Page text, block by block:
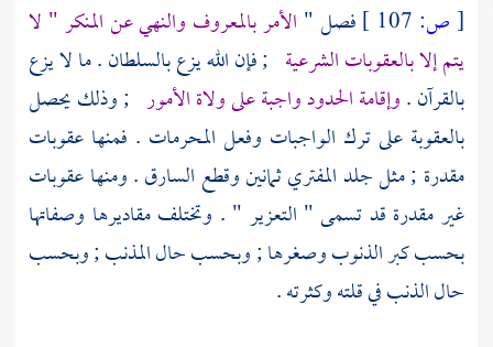
[ص: فصل " الأمر بالمعروف والنهي عن المنكر " لا
يتم إلا بالعقوبات الشرعية ; فإن الله يزع بالسلطان . ما لا يزع
بالقرآن .وإقامة الحدود واجبة على ولاة الأمور ; وذلك يحصل
بالعقوبة على ترك الواجبات وفعل المحرمات . فمنها عقوبات
مقدرة ; مثل جلد المفتري ثمانين وقطع السارق . ومنها عقوبات
غير مقدرة قد تسمى " التعزير " . وتختلف مقاديرها وصفاتها
بحسب كبر الذنوب وصغرها ; وبحسب حال المذنب ; وبحسب
حال الذنب في قلته وكثرته .